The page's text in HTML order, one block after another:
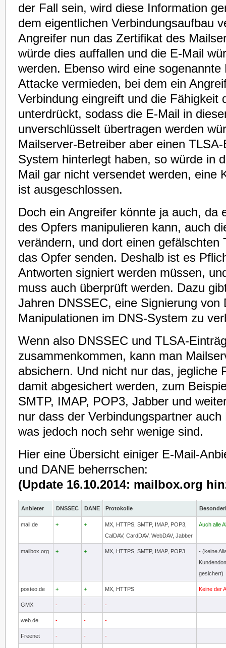
der Fall sein, wird diese Information
dem eigentlichen Verbindungsaufbau
Angreifer nun das Zertifikat des
würde dies auffallen und die E-Mail
werden. Ebenso wird eine sogenannte
Attacke vermieden, bei dem ein
Verbindung eingreift und die Fähigkeit
unterdrückt, sodass die E-Mail in
unverschlüsselt übertragen werden
Mailserver-Betreiber aber einen
System hinterlegt haben, so würde in
Mail gar nicht versendet werden, eine
ist ausgeschlossen.
Doch ein Angreifer könnte ja auch, da
des Opfers manipulieren kann, auch
verändern, und dort einen gefälschten
das Opfer senden. Deshalb ist es
Antworten signiert werden müssen,
muss auch überprüft werden. Dazu
Jahren DNSSEC, eine Signierung von
Manipulationen im DNS-System zu
Wenn also DNSSEC und TLSA-
zusammenkommen, kann man
absichern. Und nicht nur das, jegliche
damit abgesichert werden, zum
SMTP, IMAP, POP3, Jabber und
nur dass der Verbindungspartner
was jedoch noch sehr wenige sind.
Hier eine Übersicht einiger E-Mail-
und DANE beherrschen:
(Update 16.10.2014: mailbox.org
Anbieter DNSSEC DANE Protokolle
mail.de + +
MX, HTTPS, SMTP, IMAP, POP3,
CalDAV, CardDAV, WebDAV, Jabber
Auch alle
mailbox.org + + MX, HTTPS, SMTP, IMAP, POP3
- (keine
gesichert)
posteo.de + + MX, HTTPS Keine der
GMX - - -
web.de - - -
Freenet - - -